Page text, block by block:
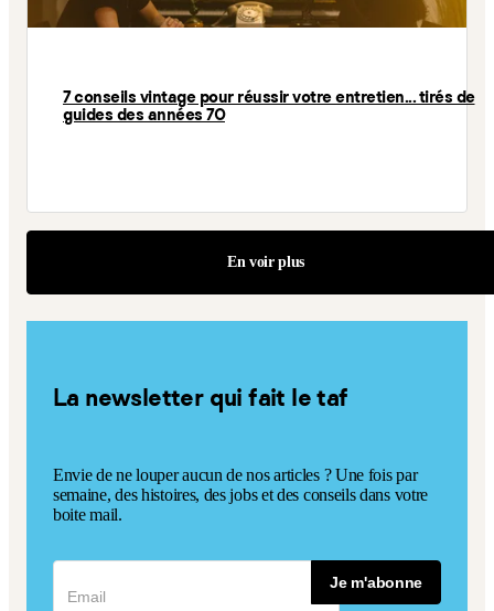
7 conseils vintage pour réussir votre entretien... tirés de
guides des années 70
En voir plus
La newsletter qui fait le taf
Envie de ne louper aucun de nos articles ? Une fois par
semaine, des histoires, des jobs et des conseils dans votre
boite mail.
Je m'abonne